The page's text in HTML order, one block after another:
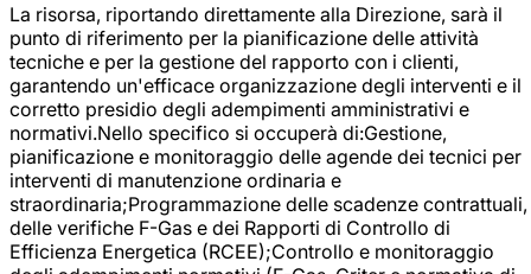
La risorsa, riportando direttamente alla Direzione, sarà il
punto di riferimento per la pianificazione delle attività
tecniche e per la gestione del rapporto con i clienti,
garantendo un'efficace organizzazione degli interventi e il
corretto presidio degli adempimenti amministrativi e
normativi.Nello specifico si occuperà di:Gestione,
pianificazione e monitoraggio delle agende dei tecnici per
interventi di manutenzione ordinaria e
straordinaria;Programmazione delle scadenze contrattuali,
delle verifiche F-Gas e dei Rapporti di Controllo di
Efficienza Energetica (RCEE);Controllo e monitoraggio